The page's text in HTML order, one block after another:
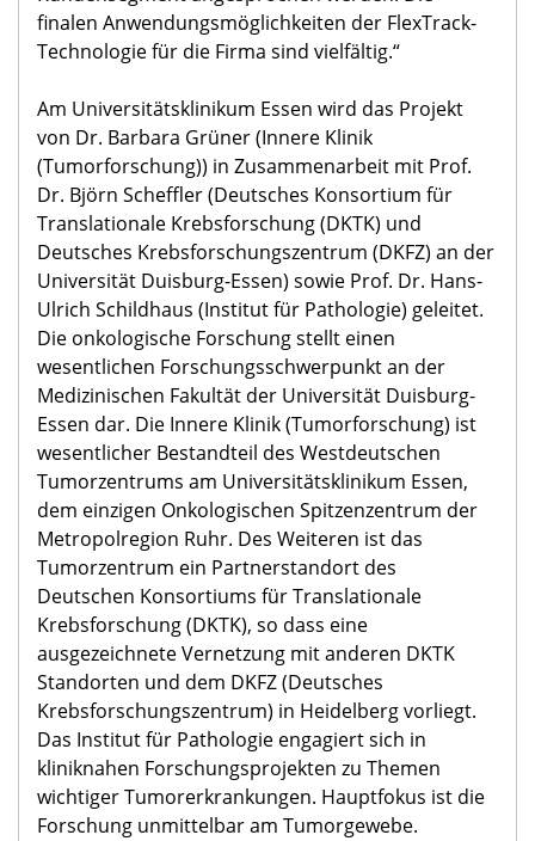
finalen Anwendungsmöglichkeiten der FlexTrack-
Technologie für die Firma sind vielfältig.“
Am Universitätsklinikum Essen wird das Projekt
von Dr. Barbara Grüner (Innere Klinik
(Tumorforschung)) in Zusammenarbeit mit Prof.
Dr. Björn Scheffler (Deutsches Konsortium für
Translationale Krebsforschung (DKTK) und
Deutsches Krebsforschungszentrum (DKFZ) an der
Universität Duisburg-Essen) sowie Prof. Dr. Hans-
Ulrich Schildhaus (Institut für Pathologie) geleitet.
Die onkologische Forschung stellt einen
wesentlichen Forschungsschwerpunkt an der
Medizinischen Fakultät der Universität Duisburg-
Essen dar. Die Innere Klinik (Tumorforschung) ist
wesentlicher Bestandteil des Westdeutschen
Tumorzentrums am Universitätsklinikum Essen,
dem einzigen Onkologischen Spitzenzentrum der
Metropolregion Ruhr. Des Weiteren ist das
Tumorzentrum ein Partnerstandort des
Deutschen Konsortiums für Translationale
Krebsforschung (DKTK), so dass eine
ausgezeichnete Vernetzung mit anderen DKTK
Standorten und dem DKFZ (Deutsches
Krebsforschungszentrum) in Heidelberg vorliegt.
Das Institut für Pathologie engagiert sich in
kliniknahen Forschungsprojekten zu Themen
wichtiger Tumorerkrankungen. Hauptfokus ist die
Forschung unmittelbar am Tumorgewebe.